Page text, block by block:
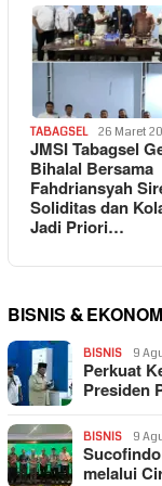
TABAGSEL 26 Maret
JMSI Tabagsel
Bihalal Bersama
Fahdriansyah
Soliditas dan
Jadi Priori…
BISNIS &
BISNIS 9
Perkuat
Presiden
BISNIS 9
melalui